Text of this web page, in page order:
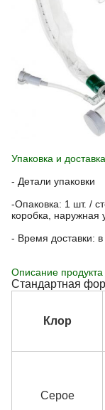
Упаковка и доставка
- Детали упаковки
-Опаковка: 1 шт. /
коробка, наружная
- Время доставки: в
Описание продукта
Стандартная
Клор
Серое